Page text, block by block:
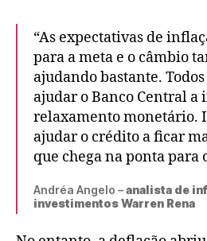
“As expectativas de
para a meta e o câmbio
ajudando bastante.
ajudar o Banco Central a
relaxamento monetário.
ajudar o crédito a ficar
que chega na ponta para
Andréa Angelo –analista de
investimentos Warren Rena